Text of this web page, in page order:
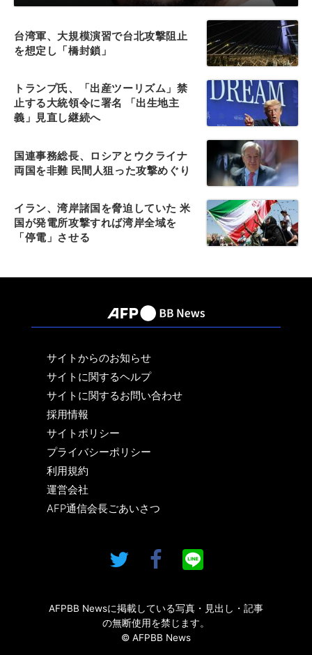
台湾軍、大規模演習で台北攻撃阻止
を想定し「橋封鎖」
トランプ氏、「出産ツーリズム」禁
止する大統領令に署名 「出生地主
義」見直し継続へ
国連事務総長、ロシアとウクライナ
両国を非難 民間人狙った攻撃めぐり
イラン、湾岸諸国を脅迫していた 米
国が発電所攻撃すれば湾岸全域を
「停電」させる
サイトからのお知らせ
サイトに関するヘルプ
サイトに関するお問い合わせ
採用情報
サイトポリシー
プライバシーポリシー
利用規約
運営会社
AFP通信会長ごあいさつ
AFPBB Newsに掲載している写真・見出し・記事
の無断使用を禁じます。
© AFPBB News